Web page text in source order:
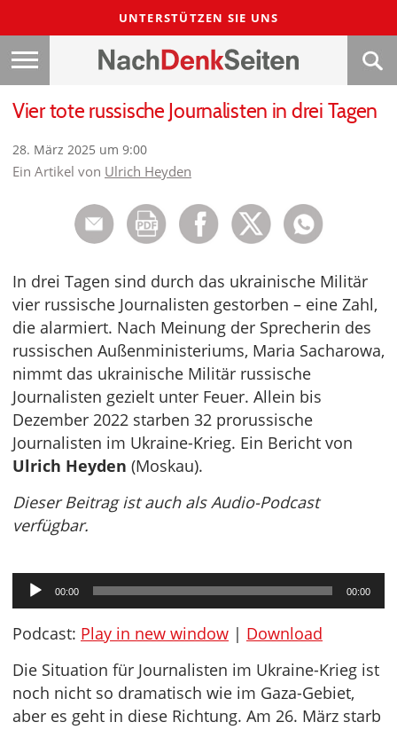
UNTERSTÜTZEN SIE UNS
Vier tote russische Journalisten in drei Tagen
28. März 2025 um 9:00
Ein Artikel von Ulrich Heyden
In drei Tagen sind durch das ukrainische Militär
vier russische Journalisten gestorben – eine Zahl,
die alarmiert. Nach Meinung der Sprecherin des
russischen Außenministeriums, Maria Sacharowa,
nimmt das ukrainische Militär russische
Journalisten gezielt unter Feuer. Allein bis
Dezember 2022 starben 32 prorussische
Journalisten im Ukraine-Krieg. Ein Bericht von
Ulrich Heyden (Moskau).
Dieser Beitrag ist auch als Audio-Podcast
verfügbar.
Audio-
Player
00:00 00:00
Podcast: Play in new window | Download
Die Situation für Journalisten im Ukraine-Krieg ist
noch nicht so dramatisch wie im Gaza-Gebiet,
aber es geht in diese Richtung. Am 26. März starb